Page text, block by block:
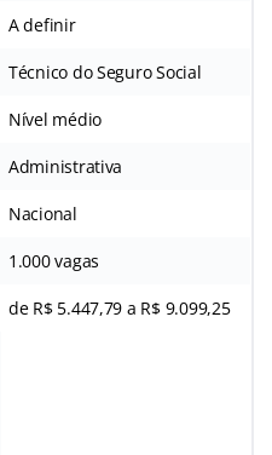
A definir
Técnico do Seguro Social
Nível médio
Administrativa
Nacional
1.000 vagas
de R$ 5.447,79 a R$ 9.099,25